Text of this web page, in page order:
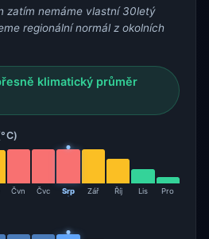
zatím nemáme vlastní 30letý
regionální normál z okolních
klimatický průměr
Čvn Čvc Srp Zář Říj Lis Pro